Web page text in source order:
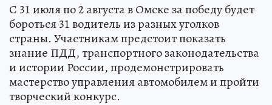
С 31 июля по 2 августа в Омске за победу будет
бороться 31 водитель из разных уголков
страны. Участникам предстоит показать
знание ПДД, транспортного законодательства
и истории России, продемонстрировать
мастерство управления автомобилем и пройти
творческий конкурс.